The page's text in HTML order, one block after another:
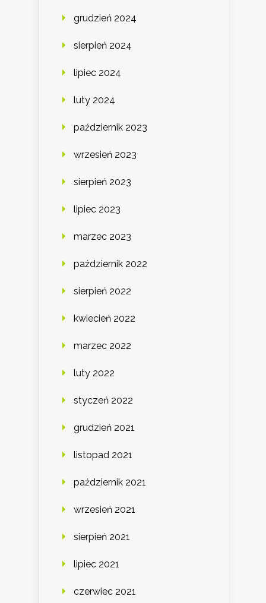
grudzień 2024
sierpień 2024
lipiec 2024
luty 2024
październik 2023
wrzesień 2023
sierpień 2023
lipiec 2023
marzec 2023
październik 2022
sierpień 2022
kwiecień 2022
marzec 2022
luty 2022
styczeń 2022
grudzień 2021
listopad 2021
październik 2021
wrzesień 2021
sierpień 2021
lipiec 2021
czerwiec 2021